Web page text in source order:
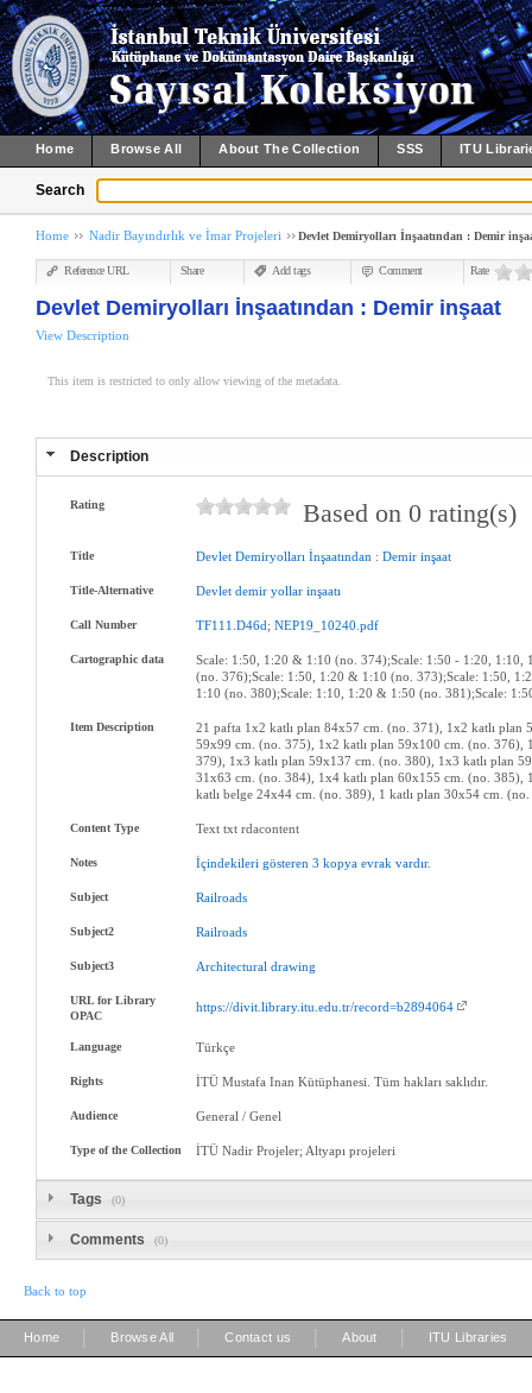
Home Browse All About The Collection SSS ITU
Search
Home Nadir Bayındırlık ve İmar Projeleri Devlet Demiryolları İnşaatından : Demir
Reference URL Share Add tags Comment Rate
Devlet Demiryolları İnşaatından : Demir inşaat
View Description
This item is restricted to only allow viewing of the metadata.
Description
Rating Based on 0 rating(s)
Title Devlet Demiryolları İnşaatından :Demir inşaat
Title-Alternative Devlet demir yollar inşaatı
Call Number TF111.D46d;NEP19_10240.pdf
Cartographic data
Scale: 1:50, 1:20 & 1:10 (no. 374);Scale: 1:50 - 1:20,
(no. 376);Scale: 1:50, 1:20 & 1:10 (no. 373);Scale: 1:50,
1:10 (no. 380);Scale: 1:10, 1:20 & 1:50 (no. 381);Scale:
Item Description
21 pafta 1x2 katlı plan 84x57 cm. (no. 371), 1x2 katlı
59x99 cm. (no. 375), 1x2 katlı plan 59x100 cm. (no. 376),
379), 1x3 katlı plan 59x137 cm. (no. 380), 1x3 katlı plan
31x63 cm. (no. 384), 1x4 katlı plan 60x155 cm. (no. 385),
katlı belge 24x44 cm. (no. 389), 1 katlı plan 30x54 cm.
Content Type Text txt rdacontent
Notes İçindekileri gösteren 3 kopya evrak vardır.
Subject Railroads
Subject2 Railroads
Subject3 Architectural drawing
URL for Library
OPAC
https://divit.library.itu.edu.tr/record=b2894064
Language Türkçe
Rights İTÜ Mustafa Inan Kütüphanesi. Tüm hakları saklıdır.
Audience General / Genel
Type of the Collection İTÜ Nadir Projeler; Altyapı projeleri
Tags (0)
Comments (0)
Back to top
Home Browse All Contact us About ITU Libraries